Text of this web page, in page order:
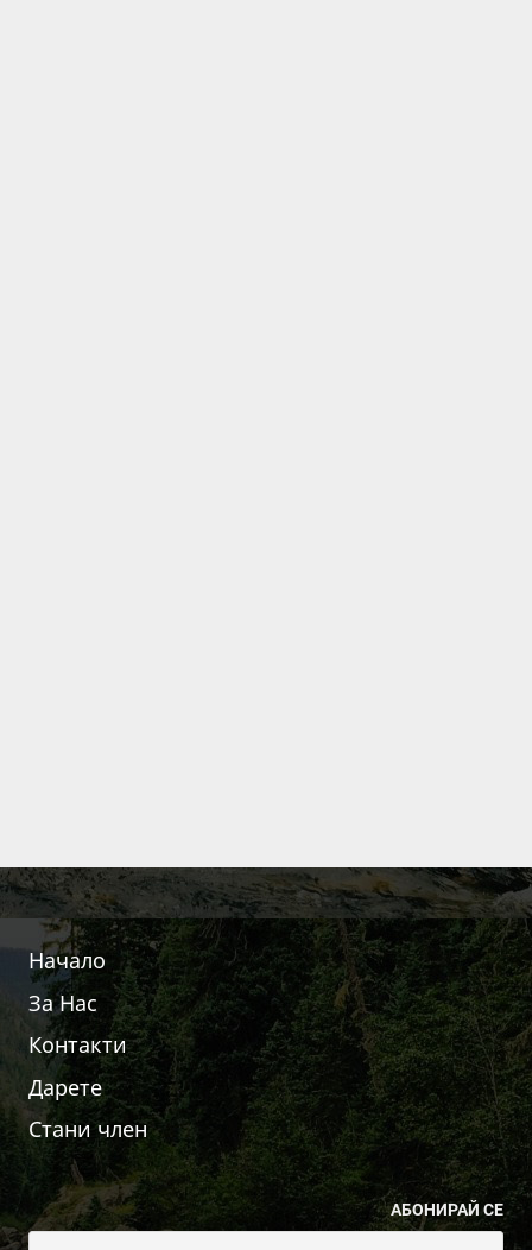
Начало
За Нас
Контакти
Дарете
Стани член
АБОНИРАЙ СЕ